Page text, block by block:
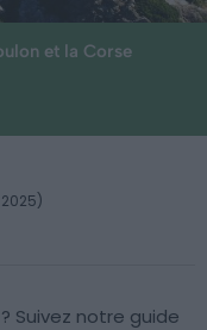
et la Corse
Suivez notre guide